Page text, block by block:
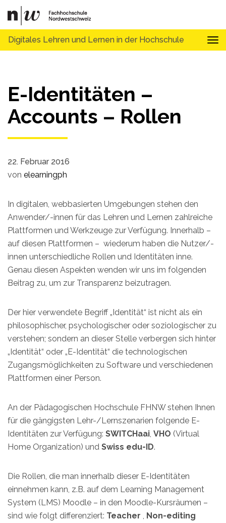
Digitales Lehren und Lernen in der Hochschule
E-Identitäten –
Accounts – Rollen
22. Februar 2016
von elearningph
In digitalen, webbasierten Umgebungen stehen den
Anwender/-innen für das Lehren und Lernen zahlreiche
Plattformen und Werkzeuge zur Verfügung. Innerhalb –
auf diesen Plattformen – wiederum haben die Nutzer/-
innen unterschiedliche Rollen und Identitäten inne.
Genau diesen Aspekten wenden wir uns im folgenden
Beitrag zu, um zur Transparenz beizutragen.
Der hier verwendete Begriff „Identität“ ist nicht als ein
philosophischer, psychologischer oder soziologischer zu
verstehen; sondern an dieser Stelle verbergen sich hinter
„Identität“ oder „E-Identität“ die technologischen
Zugangsmöglichkeiten zu Software und verschiedenen
Plattformen einer Person.
An der Pädagogischen Hochschule FHNW stehen Ihnen
für die gängigsten Lehr-/Lernszenarien folgende E-
Identitäten zur Verfügung: SWITCHaai VHO (Virtual
Home Organization) und Swiss edu-ID.
Die Rollen, die man innerhalb dieser E-Identitäten
einnehmen kann, z.B. auf dem Learning Management
System (LMS) Moodle – in den Moodle-Kursräumen –
sind wie folgt differenziert: Teacher
Non-editing